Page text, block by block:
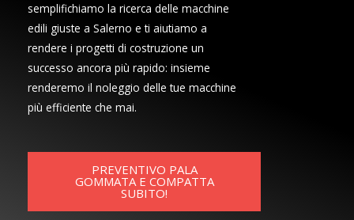
semplifichiamo la ricerca delle macchine
edili giuste a Salerno e ti aiutiamo a
rendere i progetti di costruzione un
successo ancora più rapido: insieme
renderemo il noleggio delle tue macchine
più efficiente che mai.
PREVENTIVO PALA
GOMMATA E COMPATTA
SUBITO!